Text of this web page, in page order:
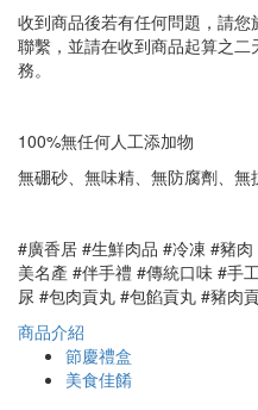
收到商品後若有任何問題，請
聯繫，並請在收到商品起算之
務。
100%無任何人工添加物
無硼砂、無味精、無防腐劑、無
#廣香居 #生鮮肉品 #冷凍 #豬
美名產 #伴手禮 #傳統口味 #手
尿 #包肉貢丸 #包餡貢丸 #豬肉
商品介紹
節慶禮盒
美食佳餚